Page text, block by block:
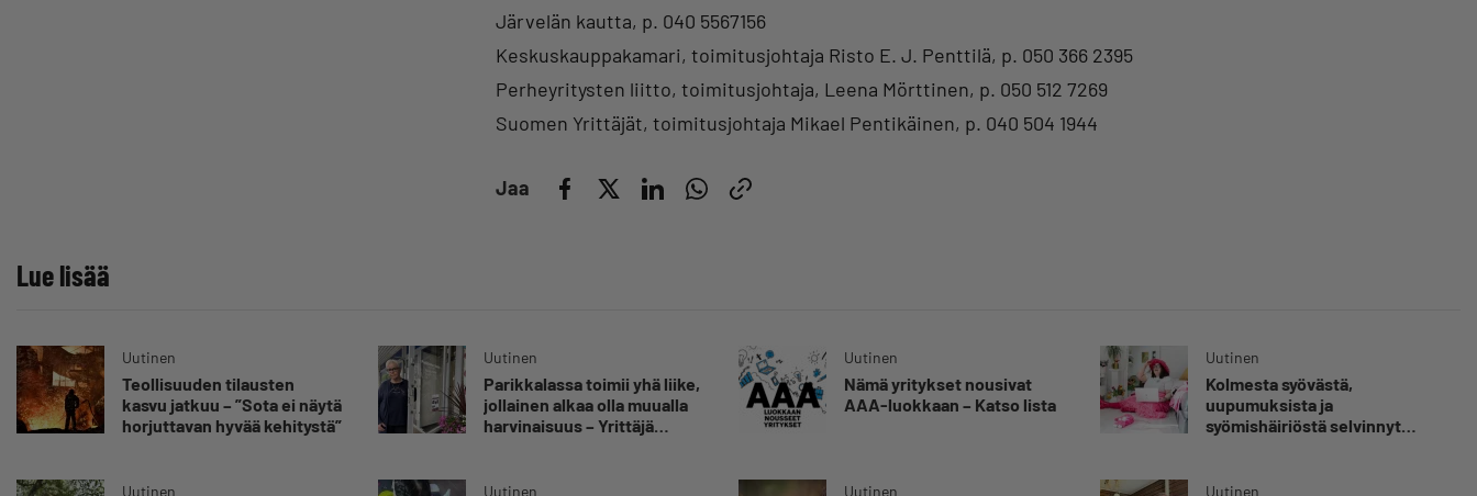
Järvelän kautta, p. 040 5567156
Keskuskauppakamari, toimitusjohtaja Risto E. J. Penttilä, p. 050 366 2395
Perheyritysten liitto, toimitusjohtaja, Leena Mörttinen, p. 050 512 7269
Suomen Yrittäjät, toimitusjohtaja Mikael Pentikäinen, p. 040 504 1944
Jaa
Lue lisää
Uutinen
Teollisuuden tilausten
kasvu jatkuu – ”Sota ei näytä
horjuttavan hyvää kehitystä”
Uutinen
Parikkalassa toimii yhä liike,
jollainen alkaa olla muualla
harvinaisuus – Yrittäjä
omansa
Uutinen
Nämä yritykset nousivat
AAA-luokkaan – Katso lista
Uutinen
Kolmesta syövästä,
uupumuksista ja
syömishäiriöstä selvinnyt
silmiin, olen oppinut
Uutinen Uutinen Uutinen Uutinen